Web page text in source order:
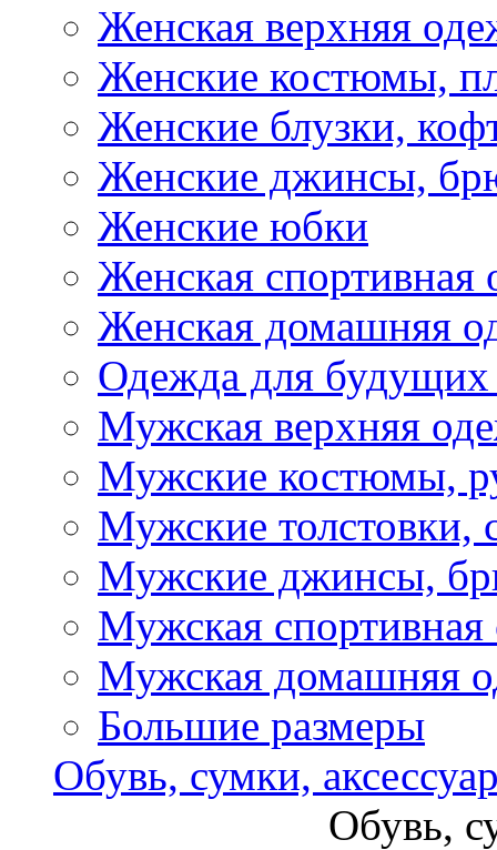
Женская верхняя
Женские костюмы,
Женские блузки,
Женские джинсы,
Женские юбки
Женская спортивная
Женская домашняя
Одежда для
Мужская верхняя
Мужские костюмы,
Мужские толстовки,
Мужские джинсы,
Мужская спортивная
Мужская домашняя
Большие размеры
Обувь, сумки,
Обувь,